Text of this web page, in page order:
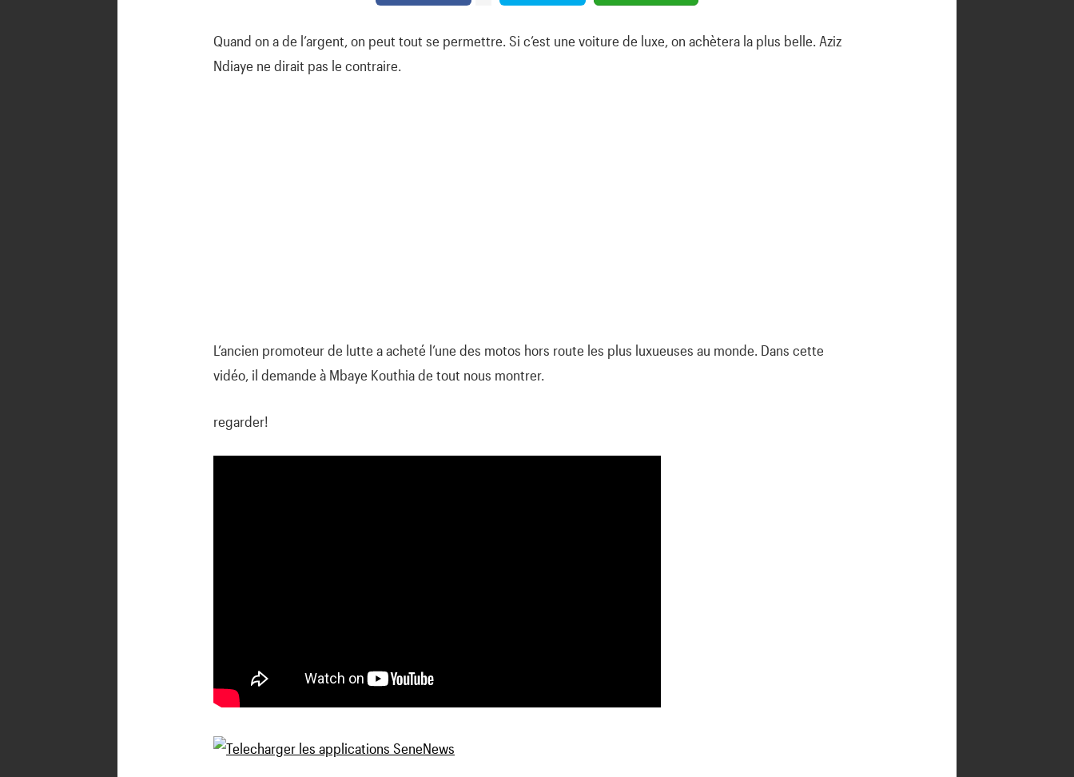
Quand on a de l’argent, on peut tout se permettre. Si c’est une voiture de luxe, on achètera la plus belle. Aziz
Ndiaye ne dirait pas le contraire.
L’ancien promoteur de lutte a acheté l’une des motos hors route les plus luxueuses au monde. Dans cette
vidéo, il demande à Mbaye Kouthia de tout nous montrer.
regarder!